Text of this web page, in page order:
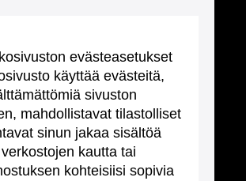
evästeasetukset
käyttää evästeitä,
sivuston
mahdollistavat tilastolliset
sinun jakaa sisältöä
kautta tai
kohteisiisi sopivia